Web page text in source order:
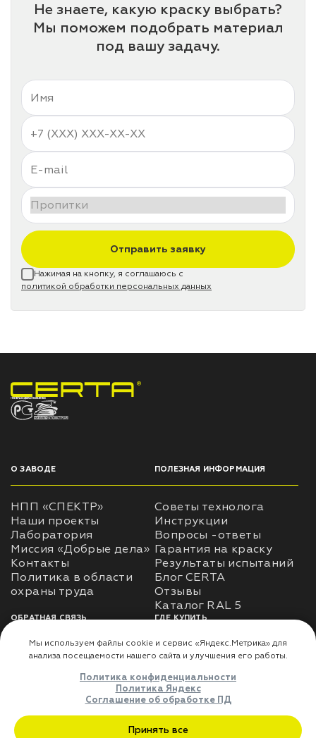
Не знаете, какую краску выбрать?
Мы поможем подобрать материал
под вашу задачу.
Отправить заявку
Нажимая на кнопку, я соглашаюсь с
политикой обработки персональных данных
НПП «СПЕКТР» ЗАВОД ЛАКОКРАСОЧНЫХ МАТЕРИАЛОВ
О ЗАВОДЕ
НПП «СПЕКТР»
Наши проекты
Лаборатория
Миссия «Добрые дела»
Контакты
Политика в области
ПОЛЕЗНАЯ ИНФОРМАЦИЯ
Советы технолога
Инструкции
Вопросы -ответы
Гарантия на краску
Результаты испытаний
Блог CERTA
Отзывы
Каталог RAL 5
ОБРАТНАЯ СВЯЗЬ
Использование
использования личных
Оферта
ГДЕ КУПИТЬ
Доставка
Где купить
ДЛЯ ПАРТНЁРОВ